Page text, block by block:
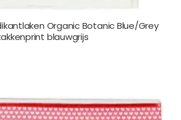
Organic Botanic Blue/Grey
blauwgrijs